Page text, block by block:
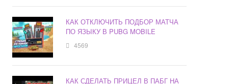
КАК ОТКЛЮЧИТЬ ПОДБОР МАТЧА
ПО ЯЗЫКУ В PUBG MOBILE
4569
КАК СДЕЛАТЬ ПРИЦЕЛ В ПАБГ НА